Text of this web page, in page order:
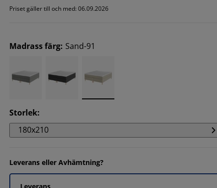
Priset gäller till och med: 06.09.2026
Madrass färg: Sand-91
Storlek:
180x210
Leverans eller Avhämtning?
Leverans